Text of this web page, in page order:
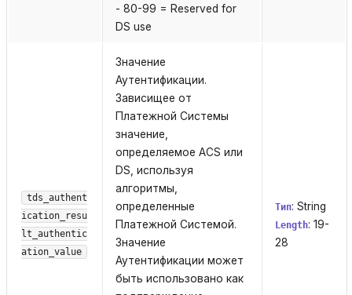
- 80-99 = Reserved for
DS use
tds_authent
ication_resu
lt_authentic
ation_value
Значение
Аутентификации.
Зависищее от
Платежной Системы
значение,
определяемое ACS или
DS, используя
алгоритмы,
определенные
Платежной Системой.
Значение
Аутентификации может
быть использовано как
Тип: String
Length: 19-
28